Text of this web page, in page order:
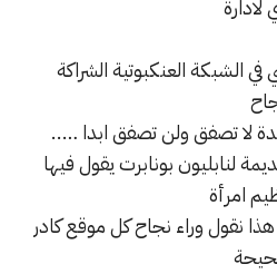
الشبكة العنكبوتية الشراكة
لا تصفق ولن تصفق ابدا …..
لنابليون بونابرت يقول فيها
امرأة
نقول وراء نجاح كل موقع كادر